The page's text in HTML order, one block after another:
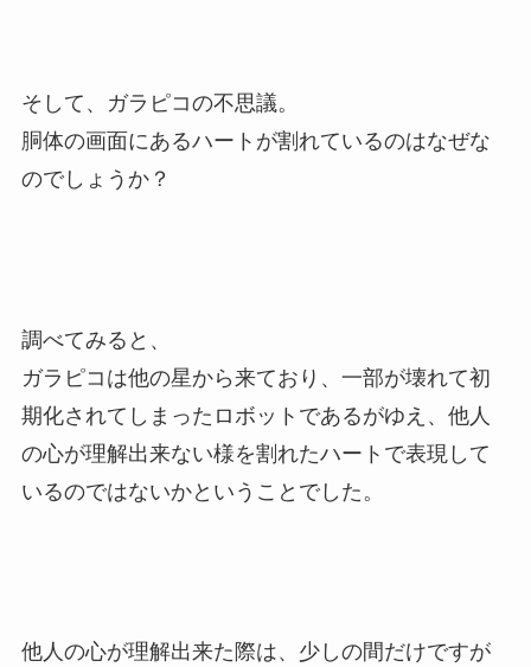
そして、ガラピコの不思議。
胴体の画面にあるハートが割れているのはなぜな
のでしょうか？
調べてみると、
ガラピコは他の星から来ており、一部が壊れて初
期化されてしまったロボットであるがゆえ、他人
の心が理解出来ない様を割れたハートで表現して
いるのではないかということでした。
他人の心が理解出来た際は、少しの間だけですが